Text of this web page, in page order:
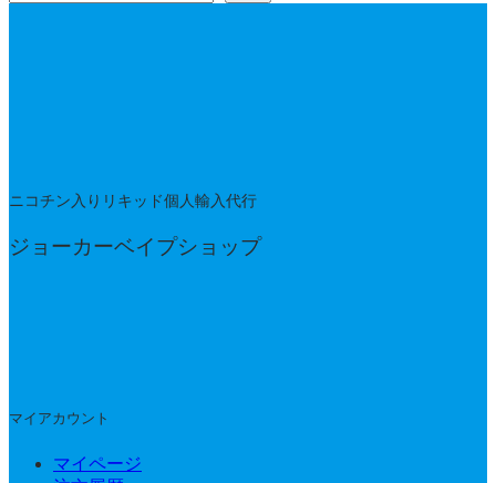
ニコチン入りリキッド個人輸入代行
ジョーカーベイプショップ
マイアカウント
マイページ